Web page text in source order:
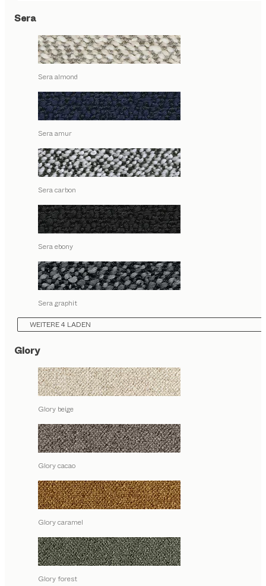
Sera
Sera almond
Sera amur
Sera carbon
Sera ebony
Sera graphit
WEITERE 4 LADEN
Glory
Glory beige
Glory cacao
Glory caramel
Glory forest